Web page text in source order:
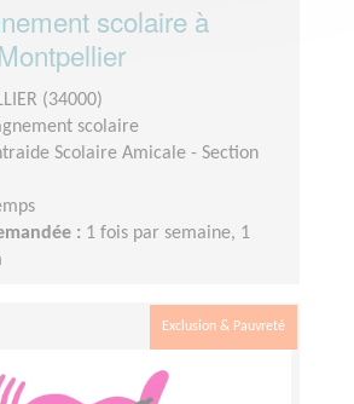
scolaire à
(34000)
scolaire
Scolaire Amicale - Section
: 1 fois par semaine, 1
Exclusion & Pauvreté